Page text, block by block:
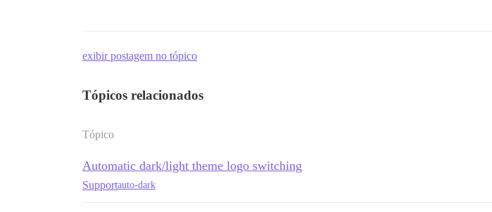
exibir postagem no tópico
Tópicos relacionados
Tópico
Automatic dark/light theme logo switching
Supportauto-dark